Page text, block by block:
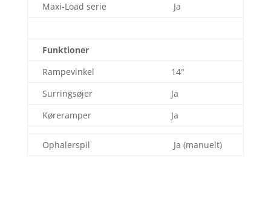
Maxi-Load serie
Ja
Funktioner
Rampevinkel
14°
Surringsøjer
Ja
Køreramper
Ja
Ophalerspil Ja (manuelt)